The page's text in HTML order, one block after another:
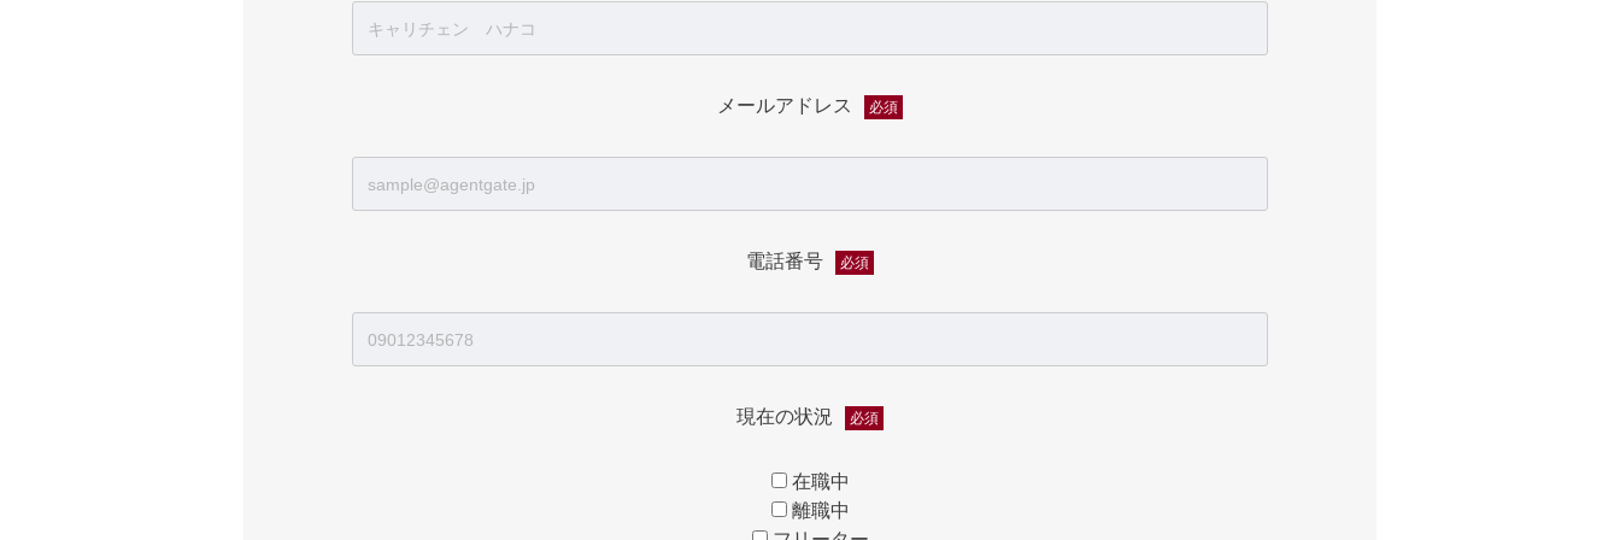
メールアドレス 必須
電話番号 必須
現在の状況 必須
在職中
離職中